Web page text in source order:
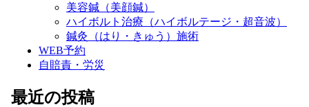
美容鍼（美顔鍼）
ハイボルト治療（ハイボルテージ・超音波）
鍼灸（はり・きゅう）施術
WEB予約
自賠責・労災
最近の投稿